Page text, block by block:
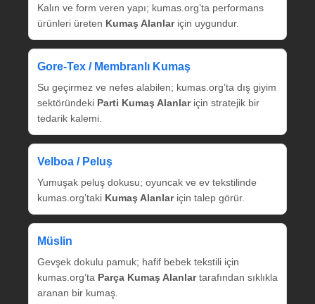
Kalın ve form veren yapı; kumas.org’ta performans
ürünleri üreten Kumaş Alanlariçin uygundur.
Gore‑Tex / Membranlı Kumaş
Su geçirmez ve nefes alabilen; kumas.org’ta dış giyim
sektöründeki Parti Kumaş Alanlariçin stratejik bir
tedarik kalemi.
Velboa / Peluş
Yumuşak peluş dokusu; oyuncak ve ev tekstilinde
kumas.org’taki Kumaş Alanlariçin talep görür.
Müslin
Gevşek dokulu pamuk; hafif bebek tekstili için
kumas.org’ta Parça Kumaş Alanlartarafından sıklıkla
aranan bir kumaş.